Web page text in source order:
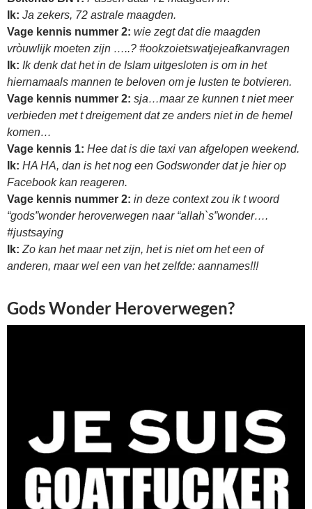
Ik: Ja zekers, 72 astrale maagden.
Vage kennis nummer 2: wie zegt dat die maagden
vròuwlijk moeten zijn …..? #ookzoietswatjejeafkanvragen
Ik: Ik denk dat het in de Islam uitgesloten is om in het
hiernamaals mannen te beloven om je lusten te botvieren.
Vage kennis nummer 2: sja…maar ze kunnen t niet meer
verbieden met t dreigement dat ze anders niet in de hemel
komen…
Vage kennis 1: Hee dat is die taxi van afgelopen weekend.
Ik: HA HA, dan is het nog een Godswonder dat je hier op
Facebook kan reageren.
Vage kennis nummer 2: in deze context zou ik t woord
“gods”wonder heroverwegen naar “allah`s”wonder….
#justsaying
Ik: Zo kan het maar net zijn, het is niet om het een of
anderen, maar wel een van het zelfde: aannames!!!
Gods Wonder Heroverwegen?